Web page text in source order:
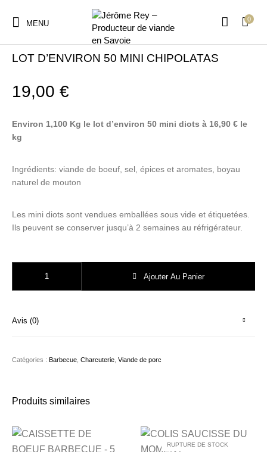
MENU
0
LOT D’ENVIRON 50 MINI CHIPOLATAS
19,00€
Environ 1,100 Kg le lot d’environ 50 mini diots à 16,90 € le
kg
Ingrédients: viande de boeuf, sel, épices et aromates, boyau
naturel de mouton
Les mini diots sont vendues emballées sous vide et étiquetées.
Ils peuvent se conserver jusqu’à 2 semaines au réfrigérateur.
Ajouter Au Panier
Avis (0)
Catégories : Barbecue ,Charcuterie ,Viande de porc
Produits similaires
RUPTURE DE STOCK